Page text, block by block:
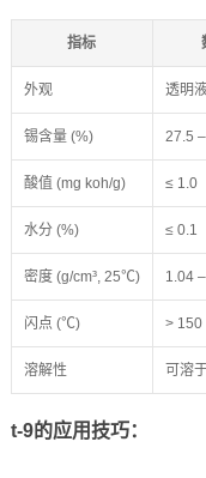
指标
外观 透明
锡含量 (%) 27.5
酸值 (mg koh/g) ≤ 1.0
水分 (%) ≤ 0.1
密度 (g/cm³, 25℃) 1.04
闪点 (℃) > 150
溶解性 可溶
t-9的应用技巧：